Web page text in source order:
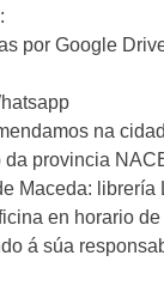
por Google
na
da provincia
Maceda: librería
en horario
á súa